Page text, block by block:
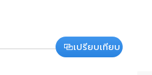
เปรียบเทียบ